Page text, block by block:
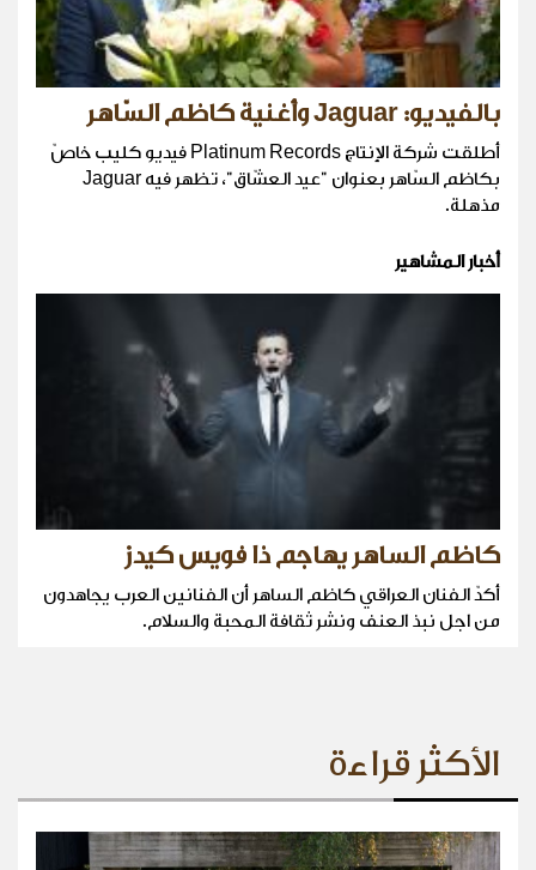
بالفيديو: Jaguar وأغنية كاظم السّاهر
أطلقت شركة الإنتاج Platinum Records فيديو كليب خاصّ
بكاظم السّاهر بعنوان "عيد العشّاق"، تظهر فيه Jaguar
مذهلة.
أخبار المشاهير
كاظم الساهر يهاجم ذا فويس كيدز
أكدّ الفنان العراقي كاظم الساهر أن الفنانين العرب يجاهدون
من اجل نبذ العنف ونشر ثقافة المحبة والسلام.
الأكثر قراءة